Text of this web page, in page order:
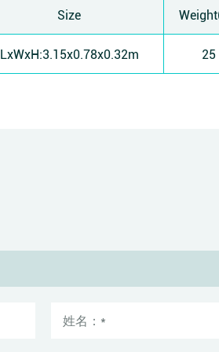
Size
LxWxH:3.15x0.78x0.32m 25